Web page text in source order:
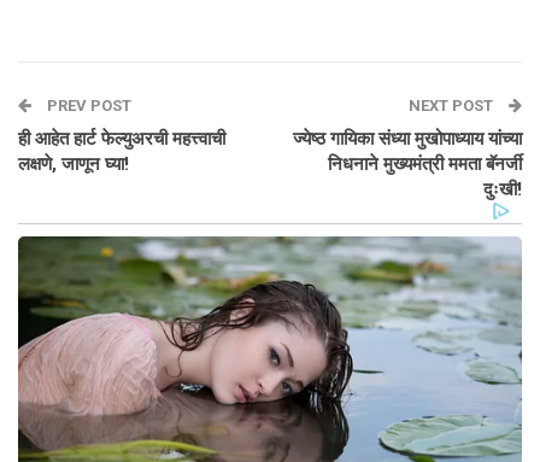
PREV POST
ही आहेत हार्ट फेल्युअरची महत्त्वाची
लक्षणे, जाणून घ्या!
NEXT POST
ज्येष्ठ गायिका संध्या मुखोपाध्याय यांच्या
निधनाने मुख्यमंत्री ममता बॅनर्जी
दुःखी!